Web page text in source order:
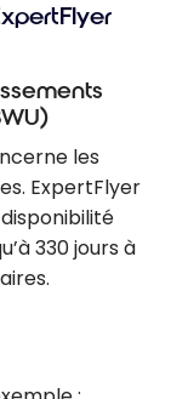
les
ExpertFlyer
330 jours à